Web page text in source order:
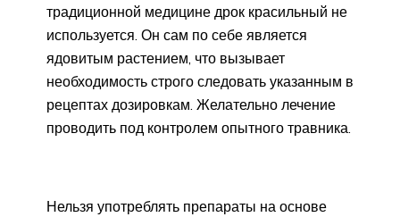
традиционной медицине дрок красильный не
используется. Он сам по себе является
ядовитым растением, что вызывает
необходимость строго следовать указанным в
рецептах дозировкам. Желательно лечение
проводить под контролем опытного травника.
Нельзя употреблять препараты на основе